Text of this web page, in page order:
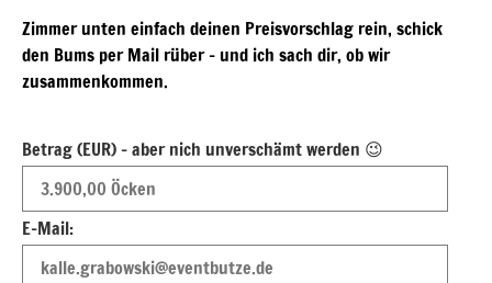
Zimmer unten einfach deinen Preisvorschlag rein, schick
den Bums per Mail rüber – und ich sach dir, ob wir
zusammenkommen.
Betrag (EUR) - aber nich unverschämt werden 😉
E-Mail: